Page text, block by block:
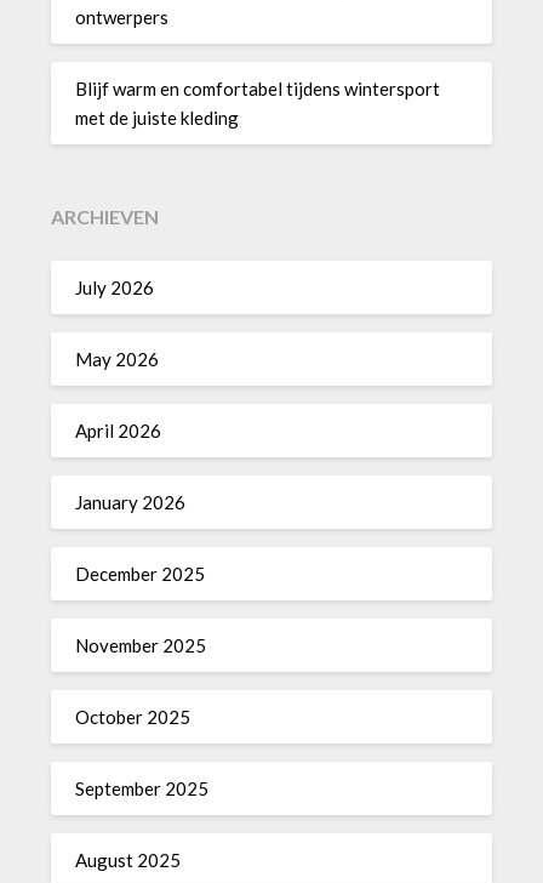
ontwerpers
Blijf warm en comfortabel tijdens wintersport
met de juiste kleding
ARCHIEVEN
July 2026
May 2026
April 2026
January 2026
December 2025
November 2025
October 2025
September 2025
August 2025